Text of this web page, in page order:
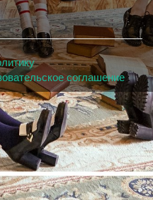
соглашение